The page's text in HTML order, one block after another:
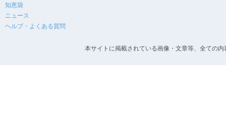
知恵袋
ニュース
ヘルプ・よくある質問
本サイトに掲載されている画像・文章等、全ての